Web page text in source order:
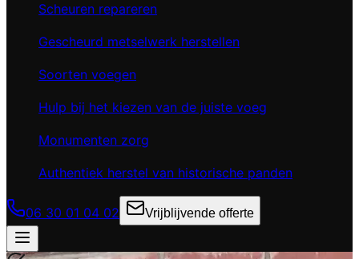
Scheuren repareren
Gescheurd metselwerk herstellen
Soorten voegen
Hulp bij het kiezen van de juiste voeg
Monumenten zorg
Authentiek herstel van historische panden
06 30 01 04 02 Vrijblijvende offerte